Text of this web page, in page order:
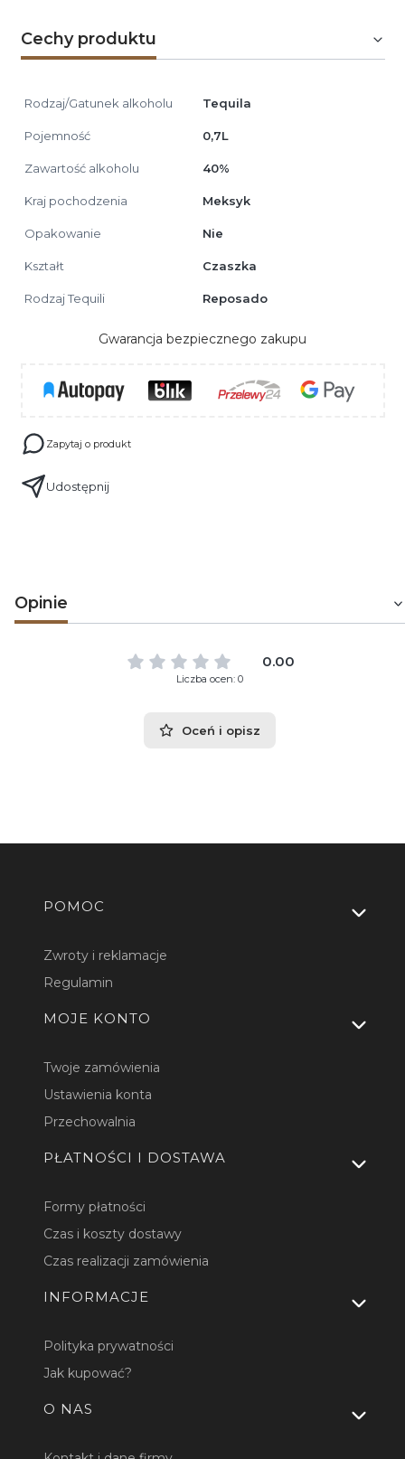
Cechy produktu
Rodzaj/Gatunek alkoholu Tequila
Pojemność 0,7L
Zawartość alkoholu 40%
Kraj pochodzenia Meksyk
Opakowanie Nie
Kształt Czaszka
Rodzaj Tequili Reposado
Gwarancja bezpiecznego zakupu
Zapytaj o produkt
Udostępnij
Opinie
0.00
Liczba ocen: 0
Oceń i opisz
Linki w stopce
POMOC
Zwroty i reklamacje
Regulamin
MOJE KONTO
Twoje zamówienia
Ustawienia konta
Przechowalnia
PŁATNOŚCI I DOSTAWA
Formy płatności
Czas i koszty dostawy
Czas realizacji zamówienia
INFORMACJE
Polityka prywatności
Jak kupować?
O NAS